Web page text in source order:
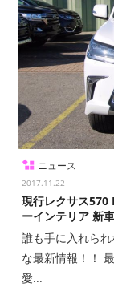
ニュース
2017.11.22
現行レクサス570
ーインテリア 新
誰も手に入れら
な最新情報！！
愛...